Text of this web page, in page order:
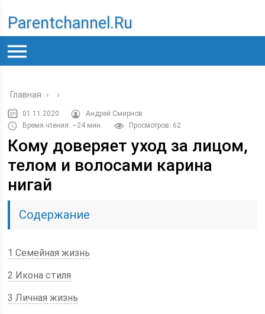
Parentchannel.ru
Главная › ›
01.11.2020
Андрей Смирнов
Время чтения: ~24 мин.
Просмотров: 62
Кому доверяет уход за лицом,
телом и волосами карина
нигай
Содержание
1 Семейная жизнь
2 Икона стиля
3 Личная жизнь